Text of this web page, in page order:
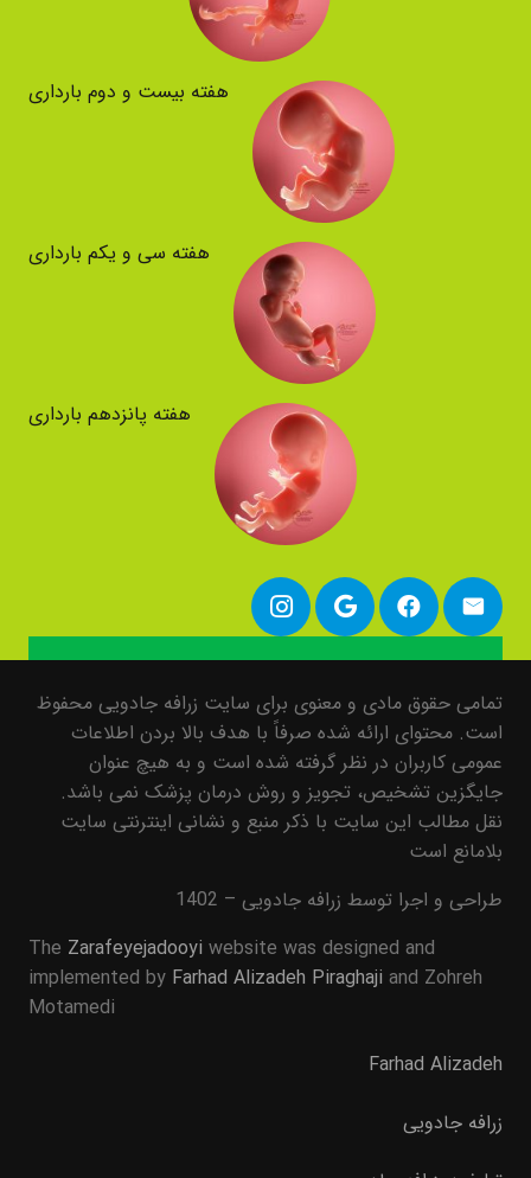
هفته بیست و دوم بارداری
هفته سی و یکم بارداری
هفته پانزدهم بارداری
تمامی حقوق مادی و معنوی برای سایت زرافه جادویی محفوظ
است. محتوای ارائه شده صرفاً با هدف بالا بردن اطلاعات
عمومی کاربران در نظر گرفته شده است و به هیچ عنوان
جایگزین تشخیص، تجویز و روش درمان پزشک نمی باشد.
نقل مطالب این سایت با ذکر منبع و نشانی اینترنتی سایت
بلامانع است
طراحی و اجرا توسط زرافه جادویی – 1402
The Zarafeyejadooyi website was designed and
implemented by Farhad Alizadeh Piraghaji and Zohreh
Motamedi
Farhad Alizadeh
زرافه جادویی